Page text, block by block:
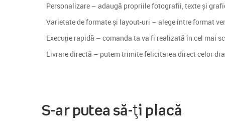
Personalizare – adaugă propriile fotografii, texte și
Varietate de formate și layout-uri – alege între format
Execuție rapidă – comanda ta va fi realizată în cel mai
Livrare directă – putem trimite felicitarea direct celor
S-ar putea să-ți placă